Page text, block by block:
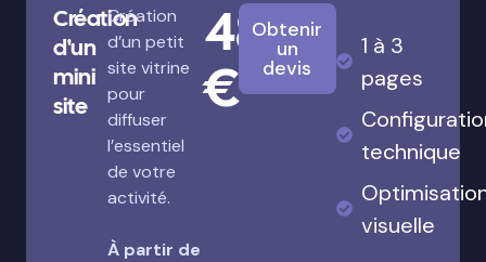
Création
d'un
mini
site
Création
d’un petit
site vitrine
pour
diffuser
l’essentiel
de votre
activité.
À partir de
480
€
Obtenir
un
devis
1 à 3
pages
technique
visuelle